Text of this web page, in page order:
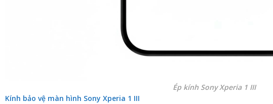
Ép kính Sony Xperia 1 III
Kính bảo vệ màn hình Sony Xperia 1 III